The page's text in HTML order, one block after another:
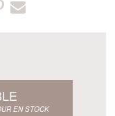
EN STOCK